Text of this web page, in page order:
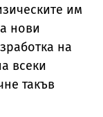
им
нови
на
всеки
такъв